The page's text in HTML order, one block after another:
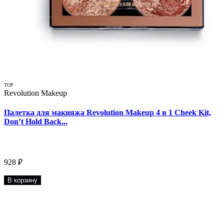
TOP
Revolution Makeup
Палетка для макияжа Revolution Makeup 4 в 1 Cheek Kit,
Don’t Hold Back...
928 ₽
В корзину